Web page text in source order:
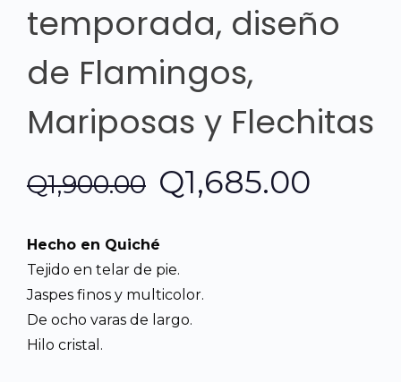
temporada, diseño
de Flamingos,
Mariposas y Flechitas
Q1,900.00 El
original
era:
Q1,685.00
Hecho en Quiché
Tejido en telar de pie.
Jaspes finos y multicolor.
De ocho varas de largo.
Hilo cristal.